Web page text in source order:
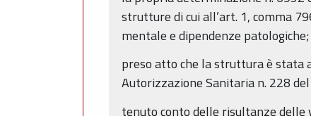
strutture di cui all’art. 1, comma
mentale e dipendenze patologiche;
preso atto che la struttura è stata
Autorizzazione Sanitaria n. 228
tenuto conto delle risultanze delle